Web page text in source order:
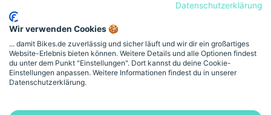
CUBE Nuride Hybrid Pro
800 ...
3.199,00€¹
Datenschutzerklärung
Wir verwenden Cookies 🍪
... damit Bikes.de zuverlässig und sicher läuft und wir dir ein großartiges
Website-Erlebnis bieten können. Weitere Details und alle Optionen findest
du unter dem Punkt "Einstellungen". Dort kannst du deine Cookie-
Einstellungen anpassen. Weitere Informationen findest du in unserer
Datenschutzerklärung.